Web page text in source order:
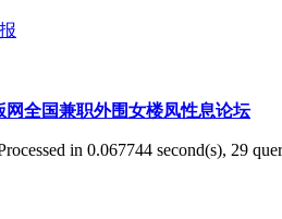
网全国兼职外围女楼凤性息论坛
in 0.067744 second(s), 29